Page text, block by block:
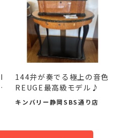
144弁が奏でる極上の音色
REUGE最高級モデル♪
キンバリー静岡SBS通り店